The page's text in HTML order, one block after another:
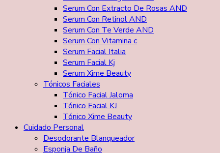
Serum Con Extracto De Rosas AND
Serum Con Retinol AND
Serum Con Te Verde AND
Serum Con Vitamina c
Serum Facial Italia
Serum Facial Kj
Serum Xime Beauty
Tónicos Faciales
Tónico Facial Jaloma
Tónico Facial KJ
Tónico Xime Beauty
Cuidado Personal
Desodorante Blanqueador
Esponja De Baño